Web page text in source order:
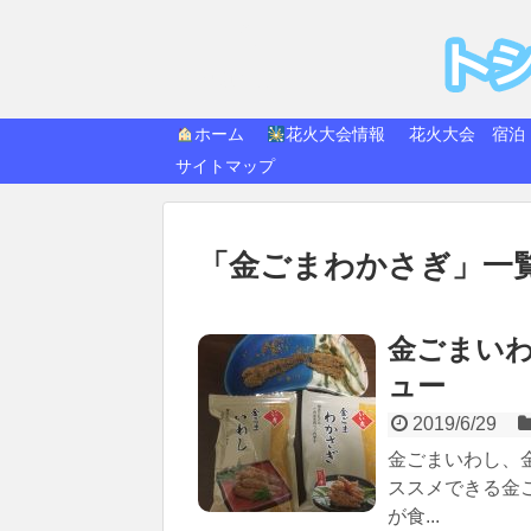
ホーム 花火大会情報 花火大会 宿泊
サイトマップ
「 金ごまわかさぎ 」 一
金ごまい
ュー
2019/6/29
金ごまいわし、
ススメできる金
が食...